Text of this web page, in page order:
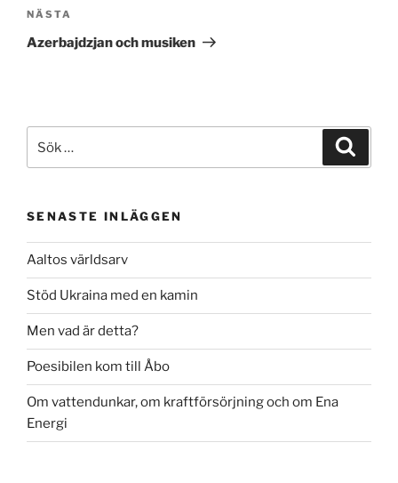
Nästa
inlägg
NÄSTA
Azerbajdzjan och musiken
efter:
SENASTE INLÄGGEN
Aaltos världsarv
Stöd Ukraina med en kamin
Men vad är detta?
Poesibilen kom till Åbo
Om vattendunkar, om kraftförsörjning och om Ena
Energi